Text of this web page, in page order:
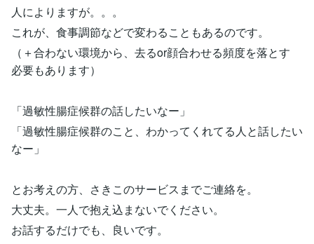
人によりますが。。。
これが、食事調節などで変わることもあるのです。
（＋合わない環境から、去るor顔合わせる頻度を落とす
必要もあります）
「過敏性腸症候群の話したいなー」
「過敏性腸症候群のこと、わかってくれてる人と話したい
なー」
とお考えの方、さきこのサービスまでご連絡を。
大丈夫。一人で抱え込まないでください。
お話するだけでも、良いです。